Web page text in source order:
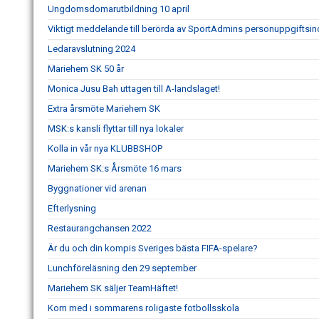
Ungdomsdomarutbildning 10 april
Viktigt meddelande till berörda av SportAdmins
Ledaravslutning 2024
Mariehem SK 50 år
Monica Jusu Bah uttagen till A-landslaget!
Extra årsmöte Mariehem SK
MSK:s kansli flyttar till nya lokaler
Kolla in vår nya KLUBBSHOP
Mariehem SK:s Årsmöte 16 mars
Byggnationer vid arenan
Efterlysning
Restaurangchansen 2022
Är du och din kompis Sveriges bästa FIFA-spelare?
Lunchföreläsning den 29 september
Mariehem SK säljer TeamHäftet!
Kom med i sommarens roligaste fotbollsskola